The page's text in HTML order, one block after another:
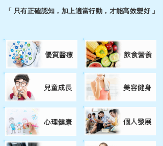
「 只有正確認知，加上適當行動，才能高效變好 」